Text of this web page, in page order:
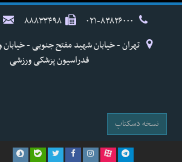
۸۸۸۳۳۴۹۸
فدراسیون پزشکی ورزشی
نسخه دسکتاپ